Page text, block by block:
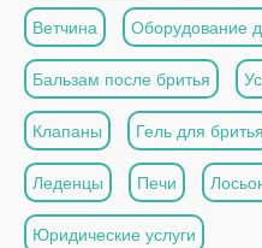
Ветчина Оборудование
Бальзам после бритья
Клапаны Гель для бритья
Леденцы Печи
Юридические услуги